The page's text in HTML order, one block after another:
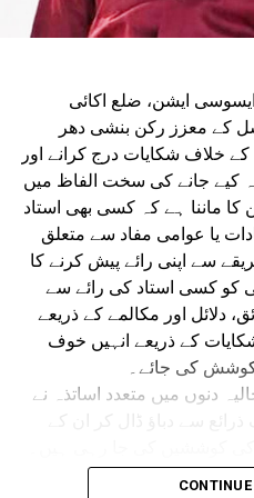
کے دوران بہار بھر میں
اس دوران احتجاج کرنے والے
کے درمیان متعدد مقامات
پتھراؤ اور لاٹھی چارج کے
ہوئے تھے۔
رخ اختیار کر لیا تھا۔
مظاہرین پر گولیاں چلائیں،
ہو گئے تھے۔ بعد ازاں
پی) پورن کمار جھا نے اے
کانسٹیبل ابھیشیک کمار کو معطل
دیا تھا۔ ہاتھ میں اے کے-47 تھامے فائرنگ کرتے ایک پولیس
پر بڑے پیمانے پر وائرل ہوئی
ایشن، ضلع اکائی
کے معزز رکن بنشی دھر
خلاف شکایات درج کرانے اور
کیے جانے کی سخت الفاظ میں
ماننا ہے کہ کسی بھی استاد
یا عوامی مفاد سے متعلق
سے اپنی رائے پیش کرنے کا
کسی استاد کی رائے سے
دلائل اور مکالمے کے ذریعے
شکایات کے ذریعے انہیں خوف
کوشش کی جائے۔
دنوں میں متعدد اساتذہ نے
اور شفاف جانچ ہونی چاہیے